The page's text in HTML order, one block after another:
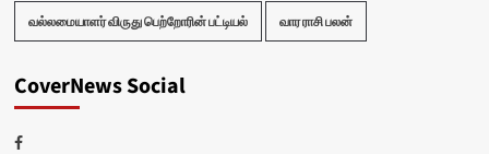
வல்லமையாளர் விருது பெற்றோரின் பட்டியல் வார ராசி பலன்
CoverNews Social
Facebook